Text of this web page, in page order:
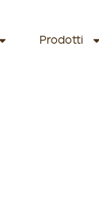
Prodotti